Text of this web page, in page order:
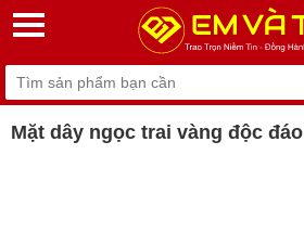
Mặt dây ngọc trai vàng độc đáo